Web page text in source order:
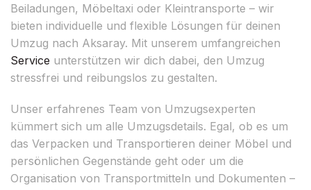
Beiladungen, Möbeltaxi oder Kleintransporte – wir
bieten individuelle und flexible Lösungen für deinen
Umzug nach Aksaray. Mit unserem umfangreichen
Service unterstützen wir dich dabei, den Umzug
stressfrei und reibungslos zu gestalten.
Unser erfahrenes Team von Umzugsexperten
kümmert sich um alle Umzugsdetails. Egal, ob es um
das Verpacken und Transportieren deiner Möbel und
persönlichen Gegenstände geht oder um die
Organisation von Transportmitteln und Dokumenten –